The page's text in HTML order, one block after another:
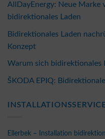
AllDayEnergy: Neue Marke
bidirektionales Laden
Bidirektionales Laden
Konzept
Warum sich bidirektionales
ŠKODA EPIQ:
Ellerbek – Installation